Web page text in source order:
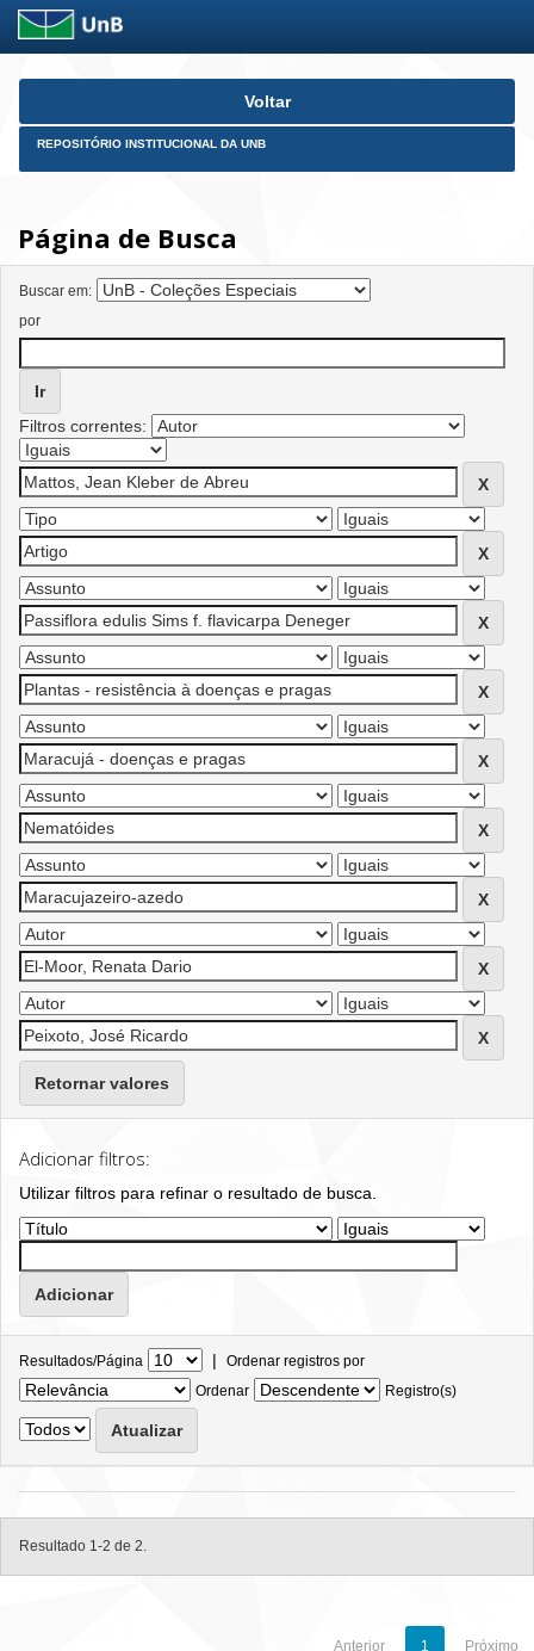
Skip
Voltar
REPOSITÓRIO INSTITUCIONAL DA UNB
Página de Busca
Buscar em:
por
Filtros correntes:
Retornar valores
Adicionar filtros:
Utilizar filtros para refinar o resultado de busca.
Resultados/Página | Ordenar registros por
Ordenar
Registro(s)
Resultado 1-2 de 2.
Anterior 1 Próximo